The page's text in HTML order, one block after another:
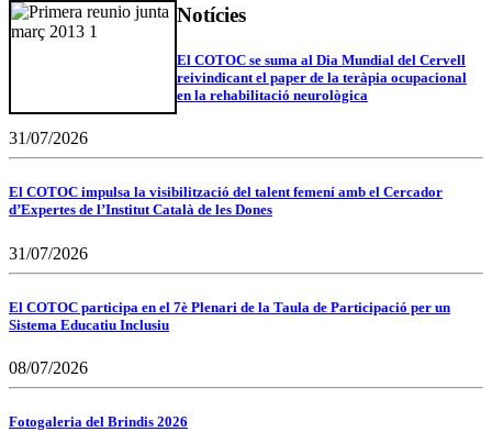
Notícies
El COTOC se suma al Dia Mundial del Cervell
reivindicant el paper de la teràpia ocupacional
en la rehabilitació neurològica
31/07/2026
El COTOC impulsa la visibilització del talent femení amb el Cercador
d’Expertes de l’Institut Català de les Dones
31/07/2026
El COTOC participa en el 7è Plenari de la Taula de Participació per un
Sistema Educatiu Inclusiu
08/07/2026
Fotogaleria del Brindis 2026